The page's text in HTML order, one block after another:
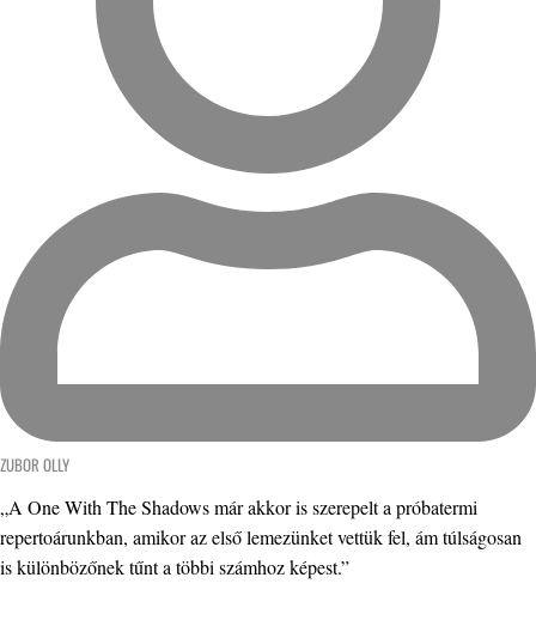
ZUBOR OLLY
„A One With The Shadows már akkor is szerepelt a próbatermi
repertoárunkban, amikor az első lemezünket vettük fel, ám túlságosan
is különbözőnek tűnt a többi számhoz képest.”